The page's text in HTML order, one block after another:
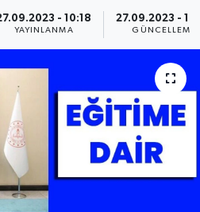
- 10:18
YAYINLANMA
27.09.2023 -
GÜNCELLEME